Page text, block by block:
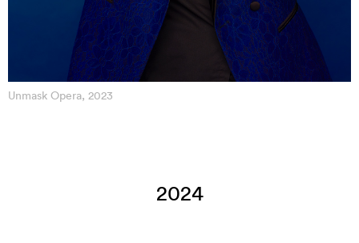
Unmask Opera, 2023
2024